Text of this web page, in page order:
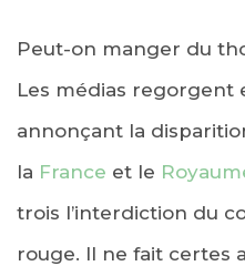
Peut-on manger du
Les médias regorgent
annonçant la
la France et le
trois l’interdiction du
rouge. Il ne fait certes